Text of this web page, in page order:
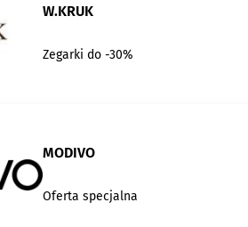
W.KRUK
Zegarki do -30%
MODIVO
Oferta specjalna